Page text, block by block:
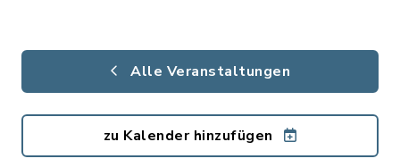
Alle Veranstaltungen
zu Kalender hinzufügen